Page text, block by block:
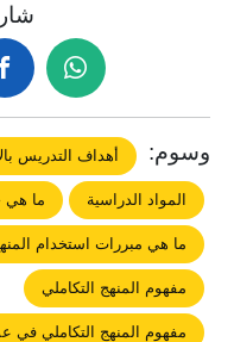
وسوم: أهداف التدريس
المواد الدراسية ما هي
ما هي مبررات استخدام
مفهوم المنهج التكاملي
مفهوم المنهج التكاملي في